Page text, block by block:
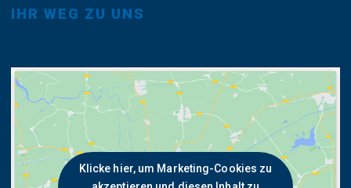
IHR WEG ZU UNS
Klicke hier, um Marketing-Cookies zu